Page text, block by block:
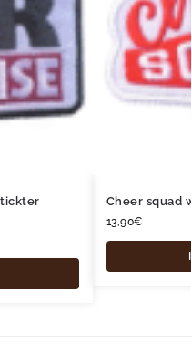
Cheer squad
13,90€